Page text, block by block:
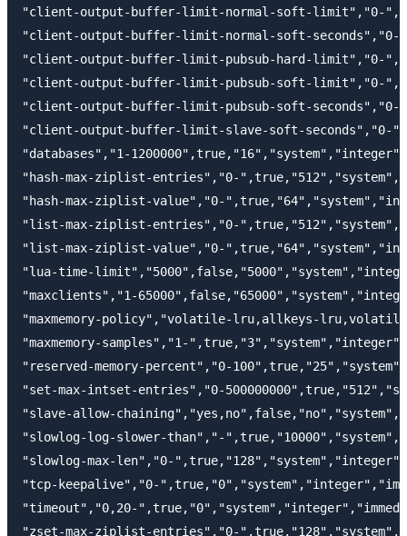
"client-output-buffer-limit-normal-soft-limit","0-
"client-output-buffer-limit-normal-soft-
"client-output-buffer-limit-pubsub-hard-limit","0-
"client-output-buffer-limit-pubsub-soft-limit","0-
"client-output-buffer-limit-pubsub-soft-
"client-output-buffer-limit-slave-soft-seconds","0-
"databases","1-
"hash-max-ziplist-entries","0-
"hash-max-ziplist-value","0-
"list-max-ziplist-entries","0-
"list-max-ziplist-value","0-
"lua-time-
"maxclients","1-
"maxmemory-policy","volatile-lru,allkeys-
"maxmemory-samples","1-
"reserved-memory-percent","0-
"set-max-intset-entries","0-
"slave-allow-
"slowlog-log-slower-than","-
"slowlog-max-len","0-
"tcp-keepalive","0-
"timeout","0,20-
"zset-max-ziplist-entries","0-